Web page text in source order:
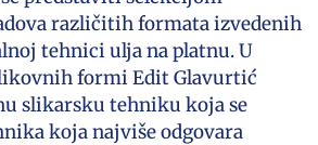
različitih formata izvedenih
tehnici ulja na platnu. U
formi Edit Glavurtić
slikarsku tehniku koja se
koja najviše odgovara